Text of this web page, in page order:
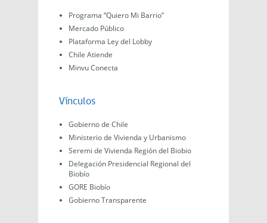
Programa “Quiero Mi Barrio”
Mercado Público
Plataforma Ley del Lobby
Chile Atiende
Minvu Conecta
Vínculos
Gobierno de Chile
Ministerio de Vivienda y Urbanismo
Seremi de Vivienda Región del Biobio
Delegación Presidencial Regional del
Biobío
GORE Biobío
Gobierno Transparente